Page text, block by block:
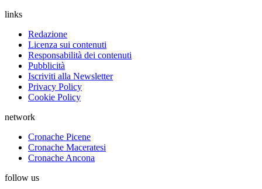
links
Redazione
Licenza sui contenuti
Responsabilità dei contenuti
Pubblicità
Iscriviti alla Newsletter
Privacy Policy
Cookie Policy
network
Cronache Picene
Cronache Maceratesi
Cronache Ancona
follow us